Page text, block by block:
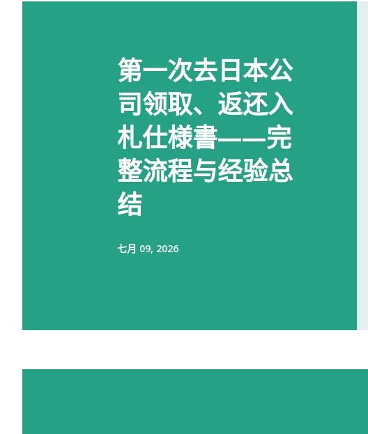
第一次去日本公
司领取、返还入
札仕様書——完
整流程与经验总
结
七月 09, 2026